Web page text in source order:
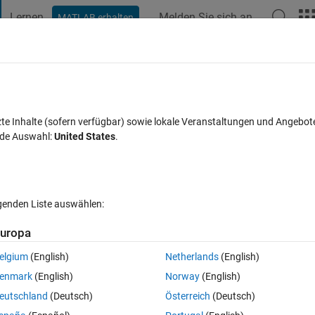
Lernen MATLAB erhalten Melden Sie sich an
In MATLAB Online öffnen 0 Stimmen
bar, I have had very little success. The issue is I still get two bars
Inhalte (sofern verfügbar) sowie lokale Veranstaltungen und
Auswahl:United States.
Liste auswählen:
(English)
(English)
(Deutsch)
Netherlands(English)
Norway(English)
Österreich (Deutsch)